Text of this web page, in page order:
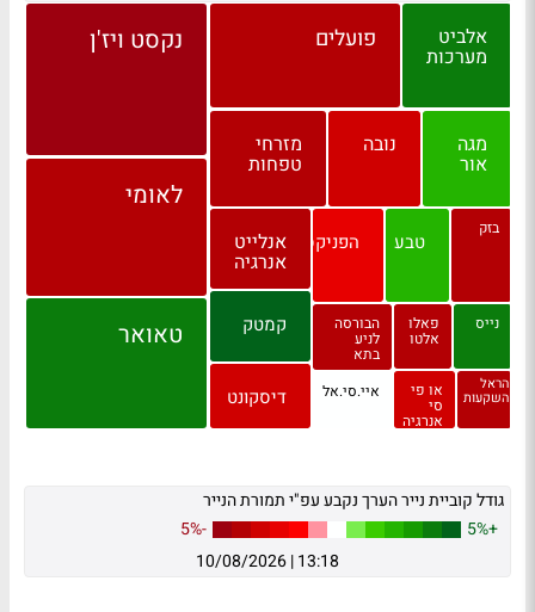
נקסט ויז'ן
לאומי
טאואר
פועלים אלביט
מערכות
מזרחי
טפחות
נובה מגה
אור
אנלייט
אנרגיה
קמטק
דיסקונט
הפניקס טבע
בזק
הבורסה
לניע
בתא
איי.סי.אל
פאלו
אלטו
נייס
או פי
סי
אנרגיה
הראל
השקעות
גודל קוביית נייר הערך נקבע עפ"י תמורת הנייר
+5%
-5%
13:18
|
10/08/2026